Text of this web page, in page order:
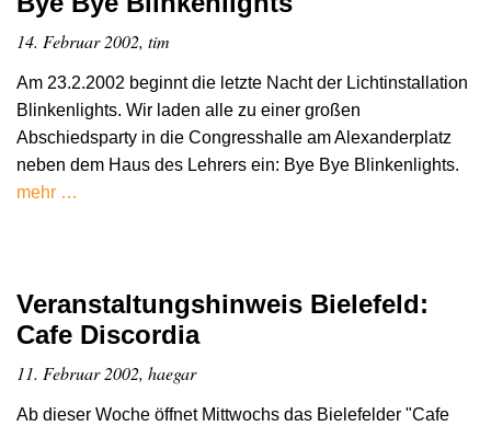
14. Februar 2002, tim
Am 23.2.2002 beginnt die letzte Nacht der Lichtinstallation
Blinkenlights. Wir laden alle zu einer großen
Abschiedsparty in die Congresshalle am Alexanderplatz
neben dem Haus des Lehrers ein: Bye Bye Blinkenlights.
mehr …
Veranstaltungshinweis Bielefeld:
Cafe Discordia
11. Februar 2002, haegar
Ab dieser Woche öffnet Mittwochs das Bielefelder "Cafe